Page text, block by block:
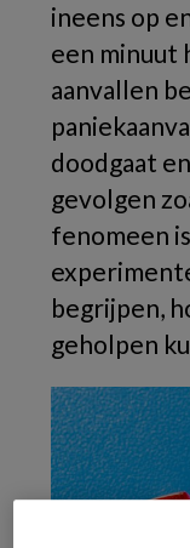
ineens op
een minuut
aanvallen
doodgaat
gevolgen
fenomeen
begrijpen,
geholpen